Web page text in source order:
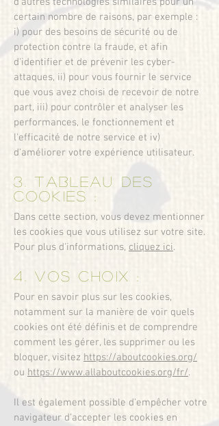
certain nombre de raisons, par exemple :
i) pour des besoins de sécurité ou de
protection contre la fraude, et afin
d'identifier et de prévenir les cyber-
attaques, ii) pour vous fournir le service
que vous avez choisi de recevoir de notre
part, iii) pour contrôler et analyser les
performances, le fonctionnement et
l'efficacité de notre service et iv)
d'améliorer votre expérience utilisateur.
3. Tableau des
cookies :
Dans cette section, vous devez mentionner
les cookies que vous utilisez sur votre site.
Pour plus d'informations, cliquez ici.
4. Vos choix :
Pour en savoir plus sur les cookies,
notamment sur la manière de voir quels
cookies ont été définis et de comprendre
comment les gérer, les supprimer ou les
bloquer, visitez https://aboutcookies.org/
ou https://www.allaboutcookies.org/fr/.
Il est également possible d'empêcher votre
navigateur d'accepter les cookies en